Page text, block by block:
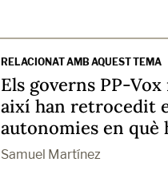
RELACIONAT AMB AQUEST TEMA
Els governs PP-
així han retrocedit
autonomies en què
Samuel Martínez